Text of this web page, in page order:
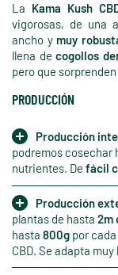
La Kama Kush
vigorosas, de una
ancho y muy
llena decogollos
pero que
PRODUCCIÓN
Producción
podremos cosechar
nutrientes. De fácil
Producción
plantas de hasta 2m
hasta 800g por
CBD. Se adapta muy